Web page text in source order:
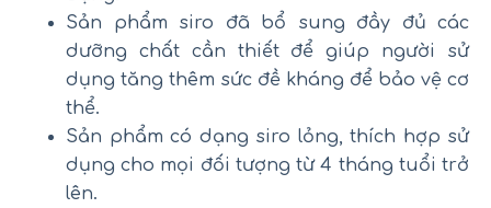
Sản phẩm siro đã bổ sung đầy đủ các
dưỡng chất cần thiết để giúp người sử
dụng tăng thêm sức đề kháng để bảo vệ cơ
thể.
Sản phẩm có dạng siro lỏng, thích hợp sử
dụng cho mọi đối tượng từ 4 tháng tuổi trở
lên.